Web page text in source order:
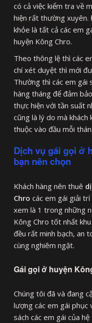
có cả việc kiểm tra về
hiện rất thường
khỏe là tất cả các em
huyện Kông Chro.
Theo thông lệ thì các
chí xét duyệt thì mới
Thường thì các em gái
hàng tháng để đảm
thực hiện với tần suất
cũng là lý do mà
thuộc vào đầu mỗi
Dịch vụ gái gọi ở
bạn nên chọn
Khách hàng nên thuê
Chro các em gái giải
xem là 1 trong những
Kông Chro tốt nhất
đều rất minh bạch, an
cùng nghiêm ngặt.
Gái gọi ở huyện
Chúng tôi đã và đang
lượng các em gái phục
sách các em gái của